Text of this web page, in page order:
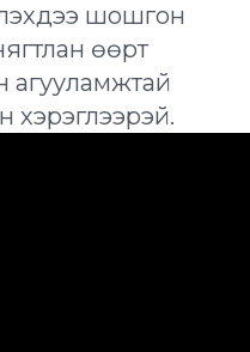
шошгон
өөрт
агууламжтай
хэрэглээрэй.